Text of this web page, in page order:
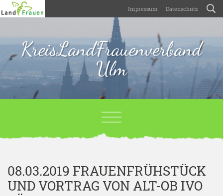
Impressum Datenschutz
KreisLandFrauenverband
Ulm
08.03.2019 FRAUENFRÜHSTÜCK
UND VORTRAG VON ALT-OB IVO